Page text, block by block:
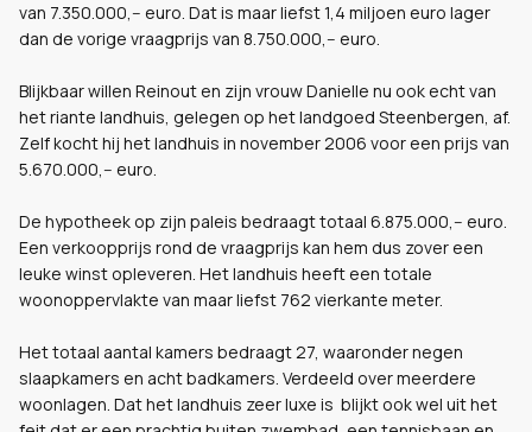
van 7.350.000,-- euro. Dat is maar liefst 1,4 miljoen euro lager
dan de vorige vraagprijs van 8.750.000,-- euro.
Blijkbaar willen Reinout en zijn vrouw Danielle nu ook echt van
het riante landhuis, gelegen op het landgoed Steenbergen, af.
Zelf kocht hij het landhuis in november 2006 voor een prijs van
5.670.000,-- euro.
De hypotheek op zijn paleis bedraagt totaal 6.875.000,-- euro.
Een verkoopprijs rond de vraagprijs kan hem dus zover een
leuke winst opleveren. Het landhuis heeft een totale
woonoppervlakte van maar liefst 762 vierkante meter.
Het totaal aantal kamers bedraagt 27, waaronder negen
slaapkamers en acht badkamers. Verdeeld over meerdere
woonlagen. Dat het landhuis zeer luxe is blijkt ook wel uit het